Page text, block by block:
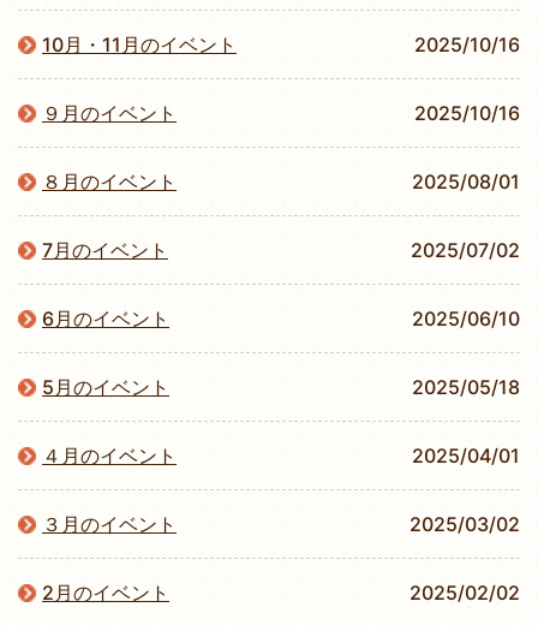
10月・11月のイベント 2025/10/16
９月のイベント 2025/10/16
８月のイベント 2025/08/01
7月のイベント 2025/07/02
6月のイベント 2025/06/10
5月のイベント 2025/05/18
４月のイベント 2025/04/01
３月のイベント 2025/03/02
2月のイベント 2025/02/02